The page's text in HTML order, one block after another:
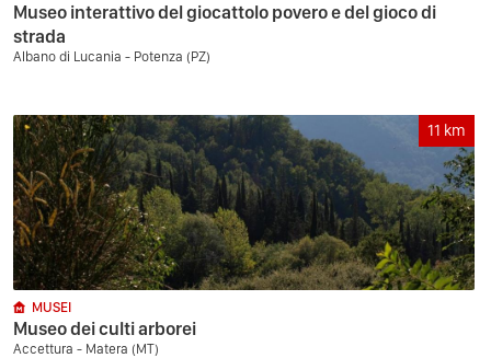
Museo interattivo del giocattolo povero e del gioco di
strada
Albano di Lucania - Potenza (PZ)
11 km
MUSEI
Museo dei culti arborei
Accettura - Matera (MT)